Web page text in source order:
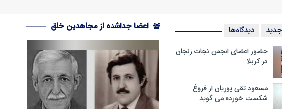
جدید دیدگاه‌ها
حضور اعضای انجمن نجات زنجان
در کربلا
مسعود تقی پوریان از فروغ
شکست خورده می گوید
اعضا جداشده از مجاهدین خلق